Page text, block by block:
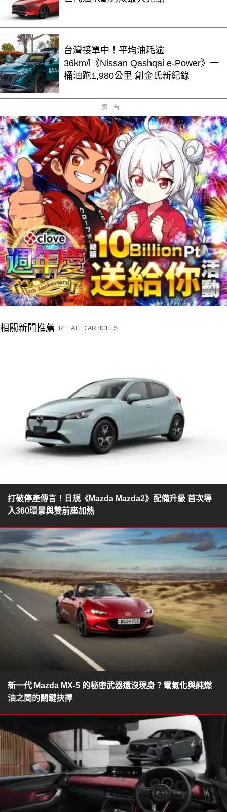
台灣接單中！平均油耗逾
36km/l《Nissan Qashqai e-Power》一
桶油跑1,980公里 創金氏新紀錄
廣告
相關新聞推薦 RELATED ARTICLES
打破停產傳言！日規《Mazda Mazda2》配備升級 首次導
入360環景與雙前座加熱
新一代 Mazda MX-5 的秘密武器還沒現身？電氣化與純燃
油之間的關鍵抉擇